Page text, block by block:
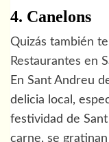
4. Canelons
Quizás también
Restaurantes en
En Sant Andreu
delicia local,
festividad de
carne, se